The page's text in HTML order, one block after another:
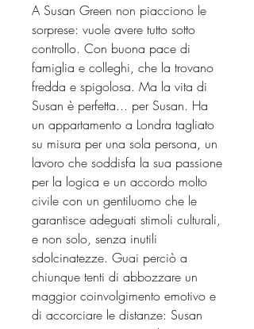
A Susan Green non piacciono le
sorprese: vuole avere tutto sotto
controllo. Con buona pace di
famiglia e colleghi, che la trovano
fredda e spigolosa. Ma la vita di
Susan è perfetta... per Susan. Ha
un appartamento a Londra tagliato
su misura per una sola persona, un
lavoro che soddisfa la sua passione
per la logica e un accordo molto
civile con un gentiluomo che le
garantisce adeguati stimoli culturali,
e non solo, senza inutili
sdolcinatezze. Guai perciò a
chiunque tenti di abbozzare un
maggior coinvolgimento emotivo e
di accorciare le distanze: Susan